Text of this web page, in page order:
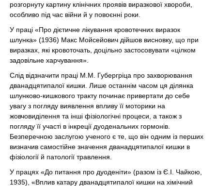
розгорнуту картину клінічних проявів виразкової хвороби,
особливо під час війни й у повоєнні роки.
У праці «Про дієтичне лікування кровотечних виразок
шлунка» (1936) Макс Мойсейович дійшов висновку, що при
виразках, які кровоточать, доцільно застосовувати «цілком
задовільне харчування».
Слід відзначити праці М.М. Губергріца про захворювання
дванадцятипалої кишки. Лише останнім часом ця ділянка
шлунково-кишкового тракту починає привертати до себе
увагу з погляду виявлення впливу її моторики на
жовчовиділення та інші фізіологічні процеси, а також з
погляду її участі в інкреції дуоденальних гормонів.
Безперечною заслугою ученого є те, що він одним із перших
визначив самостійне значення дванадцятипалої кишки в
фізіології й патології травлення.
У працях «До питання про дуоденіти» (разом із Є.І. Чайкою,
1935), «Вплив катару дванадцятипалої кишки на хімічний